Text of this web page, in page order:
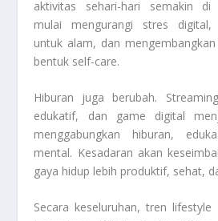
aktivitas sehari-hari semakin di
mulai mengurangi stres digital,
untuk alam, dan
bentuk self-care.
Hiburan juga berubah.
edukatif, dan game digital
menggabungkan hiburan,
mental. Kesadaran akan
gaya hidup lebih produktif, sehat,
Secara keseluruhan, tren lifestyle